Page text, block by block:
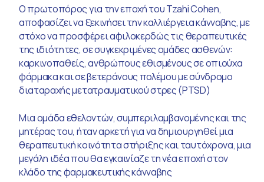
O πρωτοπόρος για την εποχή του Tzahi Cohen,
αποφασίζει να ξεκινήσει την καλλιέργεια κάνναβης, με
στόχο να προσφέρει αφιλοκερδώς τις θεραπευτικές
της ιδιότητες, σε συγκεκριμένες ομάδες ασθενών:
καρκινοπαθείς, ανθρώπους εθισμένους σε οπιούχα
φάρμακα και σε βετεράνους πολέμου με σύνδρομο
διαταραχής μετατραυματικού στρες (PTSD)
Μια ομάδα εθελοντών, συμπεριλαμβανομένης και της
μητέρας του, ήταν αρκετή για να δημιουργηθεί μια
θεραπευτική κοινότητα στήριξης και ταυτόχρονα, μια
μεγάλη ιδέα που θα εγκαινίαζε τη νέα εποχή στον
κλάδο της φαρμακευτικής κάνναβης